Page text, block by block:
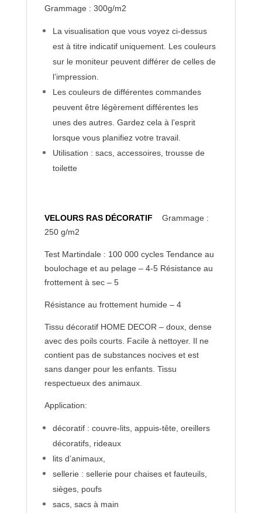
Grammage : 300g/m2
La visualisation que vous voyez ci-dessus
est à titre indicatif uniquement. Les couleurs
sur le moniteur peuvent différer de celles de
l’impression.
Les couleurs de différentes commandes
peuvent être légèrement différentes les
unes des autres. Gardez cela à l’esprit
lorsque vous planifiez votre travail.
Utilisation : sacs, accessoires, trousse de
toilette
VELOURS RAS DÉCORATIF Grammage :
250 g/m2
Test Martindale : 100 000 cycles Tendance au
boulochage et au pelage – 4-5 Résistance au
frottement à sec – 5
Résistance au frottement humide – 4
Tissu décoratif HOME DECOR – doux, dense
avec des poils courts. Facile à nettoyer. Il ne
contient pas de substances nocives et est
sans danger pour les enfants. Tissu
respectueux des animaux.
Application:
décoratif : couvre-lits, appuis-tête, oreillers
décoratifs, rideaux
lits d’animaux,
sellerie : sellerie pour chaises et fauteuils,
sièges, poufs
sacs, sacs à main